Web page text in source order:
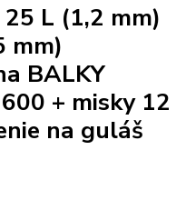
L (1,2 mm)
mm)
BALKY
+ misky 12
na guláš